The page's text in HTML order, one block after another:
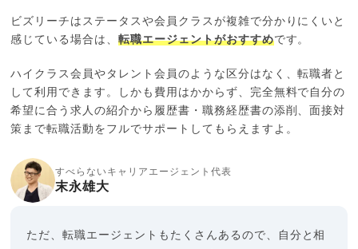
ビズリーチはステータスや会員クラスが複雑で分かりにくいと
感じている場合は、転職エージェントがおすすめです。
ハイクラス会員やタレント会員のような区分はなく、転職者と
して利用できます。しかも費用はかからず、完全無料で自分の
希望に合う求人の紹介から履歴書・職務経歴書の添削、面接対
策まで転職活動をフルでサポートしてもらえますよ。
すべらないキャリアエージェント代表
末永雄大
ただ、転職エージェントもたくさんあるので、自分と相